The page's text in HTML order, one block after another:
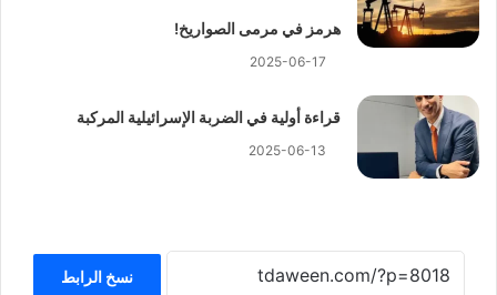
هرمز في مرمى الصواريخ!
2025-06-17
قراءة أولية في الضربة الإسرائيلية المركبة
2025-06-13
نسخ الرابط